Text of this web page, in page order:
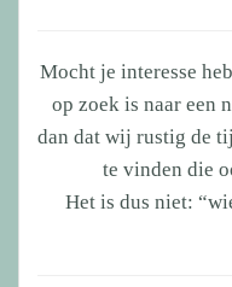
Mocht je interesse
op zoek is naar een
dan dat wij rustig de
te vinden die
Het is dus niet: